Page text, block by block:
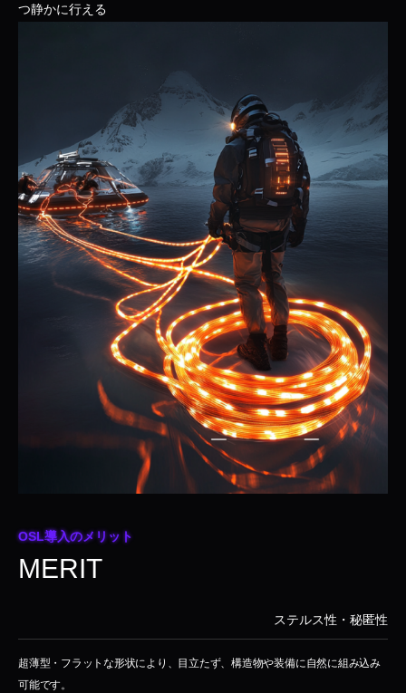
つ静かに行える
OSL導入のメリット
MERIT
ステルス性・秘匿性
超薄型・フラットな形状により、目立たず、構造物や装備に自然に組み込み
可能です。